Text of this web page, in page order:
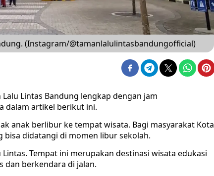
(Instagram/@tamanlalulintasbandungofficial)
Lintas Bandung lengkap dengan jam
dalam artikel berikut ini.
anak berlibur ke tempat wisata. Bagi masyarakat Kota
bisa didatangi di momen libur sekolah.
Tempat ini merupakan destinasi wisata edukasi
dan berkendara di jalan.